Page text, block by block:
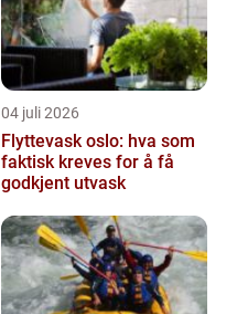
04 juli 2026
Flyttevask oslo: hva som
faktisk kreves for å få
godkjent utvask